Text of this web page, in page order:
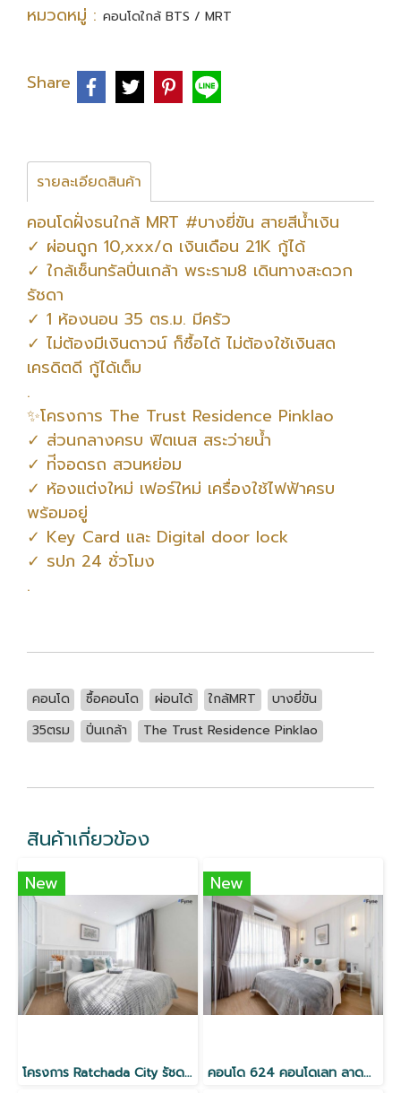
หมวดหมู่ : คอนโดใกล้ BTS / MRT
Share
รายละเอียดสินค้า
คอนโดฝั่งธนใกล้ MRT #บางยี่ขัน สายสีน้ำเงิน
✓ ผ่อนถูก 10,xxx/ด เงินเดือน 21K กู้ได้
✓ ใกล้เซ็นทรัลปิ่นเกล้า พระราม8 เดินทางสะดวก
รัชดา
✓ 1 ห้องนอน 35 ตร.ม. มีครัว
✓ ไม่ต้องมีเงินดาวน์ ก็ซื้อได้ ไม่ต้องใช้เงินสด
เครดิตดี กู้ได้เต็ม
.
✨โครงการ The Trust Residence Pinklao
✓ ส่วนกลางครบ ฟิตเนส สระว่ายน้ำ
✓ ท่ีจอดรถ สวนหย่อม
✓ ห้องแต่งใหม่ เฟอร์ใหม่ เครื่องใช้ไฟฟ้าครบ
พร้อมอยู่
✓ Key Card และ Digital door lock
✓ รปภ 24 ชั่วโมง
.
คอนโด ซื้อคอนโด ผ่อนได้ ใกล้MRT
บางยี่ขัน
35ตรม
ปิ่นเกล้า The Trust Residence Pinklao
สินค้าเกี่ยวข้อง
New
โครงการ Ratchada City รัชดา18 ใกล้ MRT ห้วยขวาง
New
คอนโด 624 คอนโดเลท ลาดพร้าว